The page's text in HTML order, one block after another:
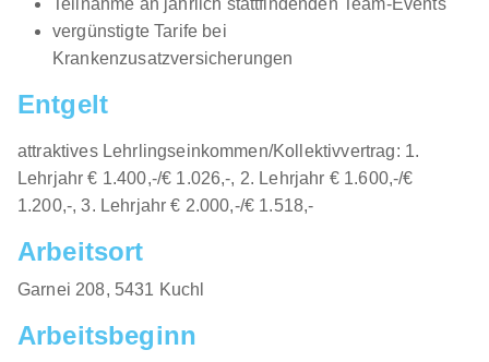
vergünstigte Tarife bei
Krankenzusatzversicherungen
Entgelt
attraktives Lehrlingseinkommen/Kollektivvertrag: 1.
Lehrjahr € 1.400,-/€ 1.026,-, 2. Lehrjahr € 1.600,-/€
1.200,-, 3. Lehrjahr € 2.000,-/€ 1.518,-
Arbeitsort
​Garnei 208, 5431 Kuchl​​
Arbeitsbeginn